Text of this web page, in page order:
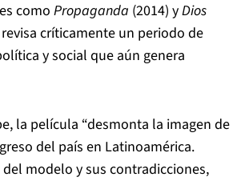
como Propaganda (2014) yDios
críticamente un periodo de
y social que aún genera
la película “desmonta la imagen de
del país en Latinoamérica.
del modelo y sus contradicciones,